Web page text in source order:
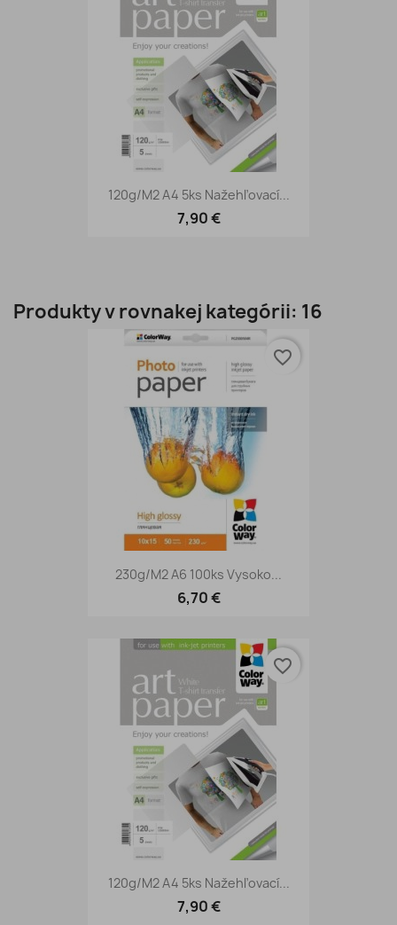
120g/m2 A4 5ks Nažehľovací...
7,90 €
Produkty v rovnakej kategórii: 16
230g/m2 A6 100ks Vysoko...
6,70 €
favorite_border
120g/m2 A4 5ks Nažehľovací...
7,90 €
favorite_border